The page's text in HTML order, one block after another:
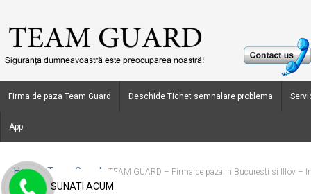
Firma de paza Team Guard Deschide Tichet semnalare problema
App
Home Team Guard
TEAM GUARD – Firma de paza in Bucuresti si Ilfov –
solutia !
SUNATI ACUM